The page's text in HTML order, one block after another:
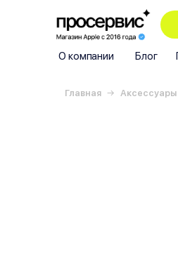
О компании Блог
Главная Аксессуары